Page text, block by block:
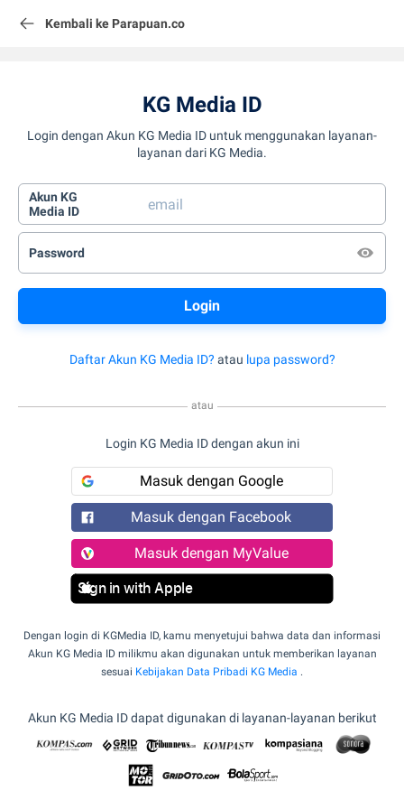
Kembali ke Parapuan.co
KG Media ID
Login dengan Akun KG Media ID untuk menggunakan layanan-
layanan dari KG Media.
Akun KG
Media ID
Password
Daftar Akun KG Media ID? atau lupa password?
atau
Login KG Media ID dengan akun ini
Masuk dengan Google
Masuk dengan Facebook
Masuk dengan MyValue
Sign in with Apple
Dengan login di KGMedia ID, kamu menyetujui bahwa data dan informasi
Akun KG Media ID milikmu akan digunakan untuk memberikan layanan
sesuai Kebijakan Data Pribadi KG Media .
Akun KG Media ID dapat digunakan di layanan-layanan berikut